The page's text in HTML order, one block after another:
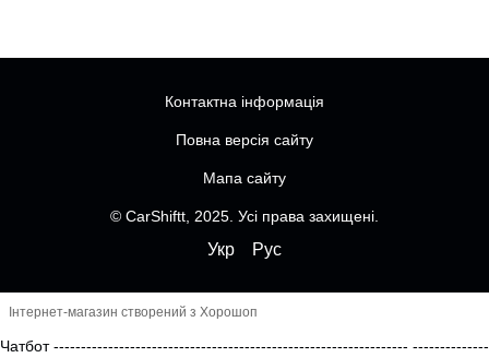
Контактна інформація
Повна версія сайту
Мапа сайту
© CarShiftt, 2025. Усі права захищені.
Укр Рус
Інтернет-магазин створений з Хорошоп
Чатбот----------------------------------------------------------------- --------------